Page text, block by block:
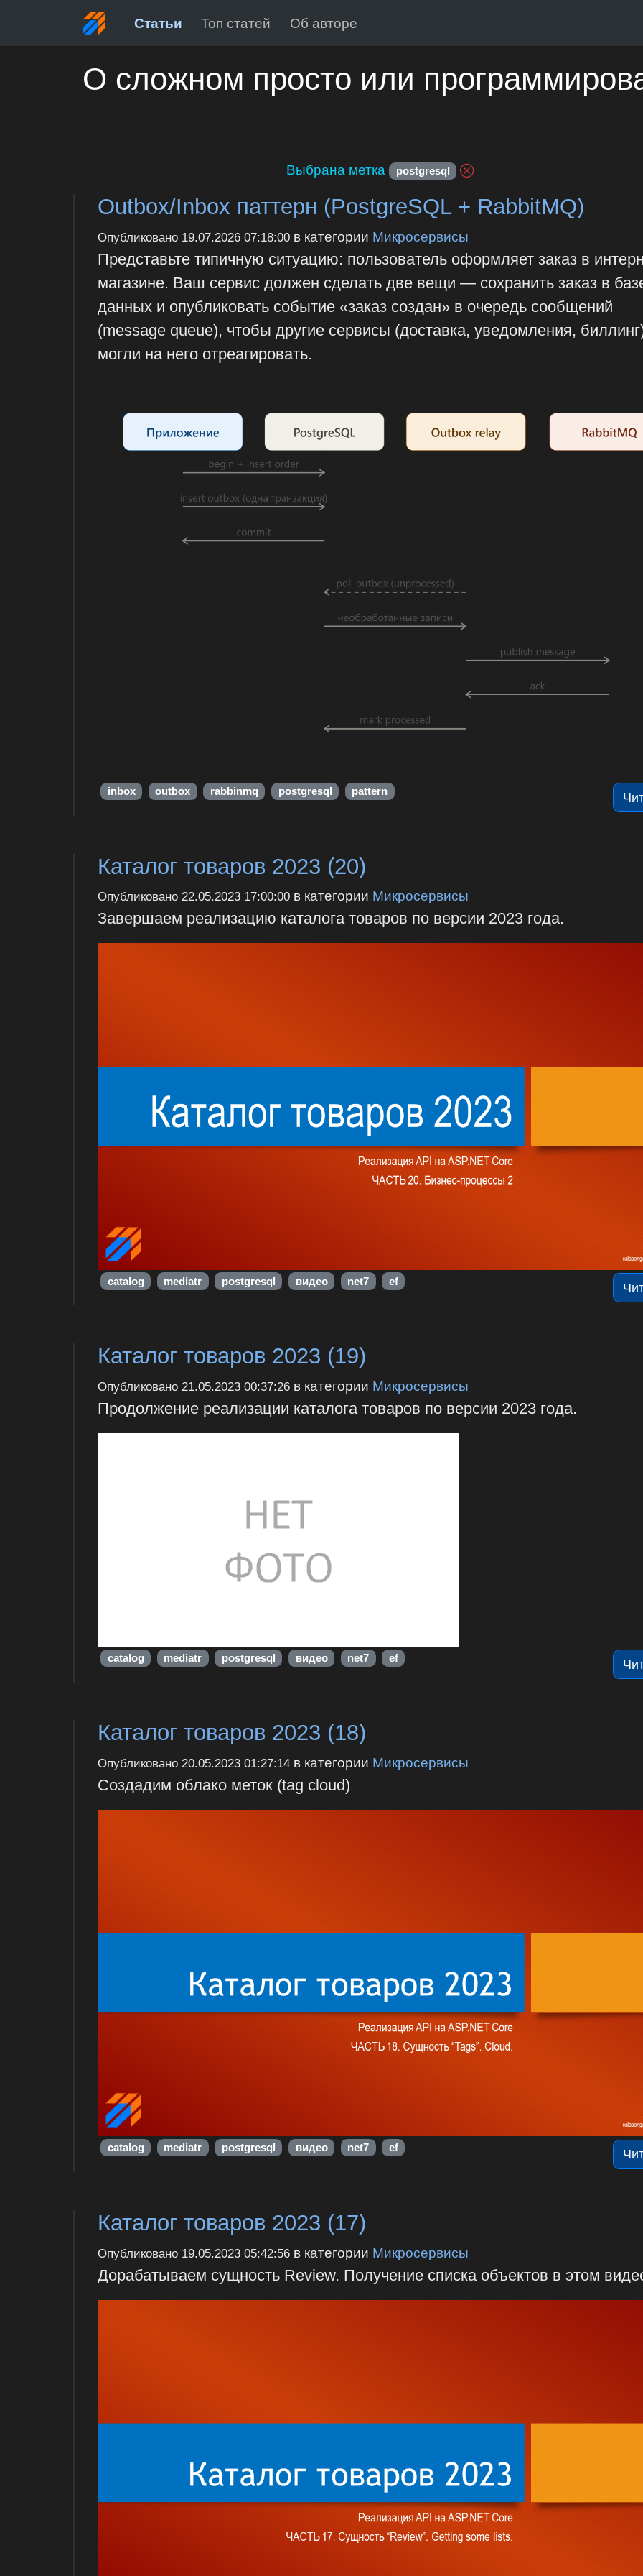
Статьи Топ статей Об авторе
О сложном просто или
Выбрана метка postgresql
Outbox/Inbox паттерн (PostgreSQL + RabbitMQ)
Опубликовано 19.07.2026 07:18:00в категории Микросервисы
Представьте типичную ситуацию: пользователь оформляет заказ в
магазине. Ваш сервис должен сделать две вещи — сохранить заказ в
данных и опубликовать событие «заказ создан» в очередь сообщений
(message queue), чтобы другие сервисы (доставка, уведомления,
могли на него отреагировать.
inbox outbox rabbinmq postgresql pattern
Каталог товаров 2023 (20)
Опубликовано 22.05.2023 17:00:00в категории Микросервисы
Завершаем реализацию каталога товаров по версии 2023 года.
catalog mediatr postgresql видео net7 ef
Каталог товаров 2023 (19)
Опубликовано 21.05.2023 00:37:26в категории Микросервисы
Продолжение реализации каталога товаров по версии 2023 года.
catalog mediatr postgresql видео net7 ef
Каталог товаров 2023 (18)
Опубликовано 20.05.2023 01:27:14в категории Микросервисы
Создадим облако меток (tag cloud)
catalog mediatr postgresql видео net7 ef
Каталог товаров 2023 (17)
Опубликовано 19.05.2023 05:42:56в категории Микросервисы
Дорабатываем сущность Review. Получение списка объектов в этом